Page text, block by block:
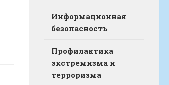
Информационная
безопасность
Профилактика
экстремизма и
терроризма